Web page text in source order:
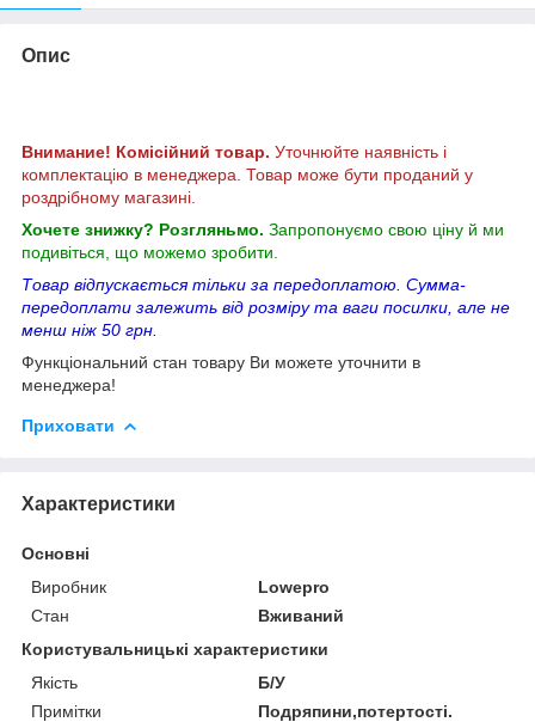
Опис
Внимание! Комісійний товар. Уточнюйте наявність і
комплектацію в менеджера. Товар може бути проданий у
роздрібному магазині.
Хочете знижку? Розгляньмо. Запропонуємо свою ціну й ми
подивіться, що можемо зробити.
Товар відпускається тільки за передоплатою. Сумма-
передоплати залежить від розміру та ваги посилки, але не
менш ніж 50 грн.
Функціональний стан товару Ви можете уточнити в
менеджера!
Приховати
Характеристики
Основні
Виробник
Lowepro
Стан
Вживаний
Користувальницькі характеристики
Якість
Б/У
Примітки
Подряпини,потертості.